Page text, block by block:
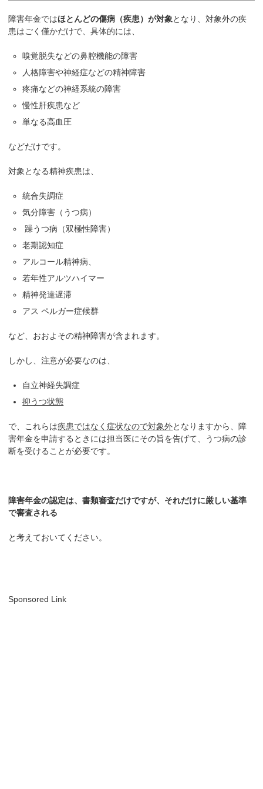
障害年金ではほとんどの傷病（疾患）が対象となり、対象外の疾
患はごく僅かだけで、具体的には、
嗅覚脱失などの鼻腔機能の障害
人格障害や神経症などの精神障害
疼痛などの神経系統の障害
慢性肝疾患など
単なる高血圧
などだけです。
対象となる精神疾患は、
統合失調症
気分障害（うつ病）
躁うつ病（双極性障害）
老期認知症
アルコール精神病、
若年性アルツハイマー
精神発達遅滞
アス ペルガー症候群
など、おおよその精神障害が含まれます。
しかし、注意が必要なのは、
自立神経失調症
抑うつ状態
で、これらは疾患ではなく症状なので対象外となりますから、障
害年金を申請するときには担当医にその旨を告げて、うつ病の診
断を受けることが必要です。
障害年金の認定は、書類審査だけですが、それだけに厳しい基準
で審査される
と考えておいてください。
Sponsored Link